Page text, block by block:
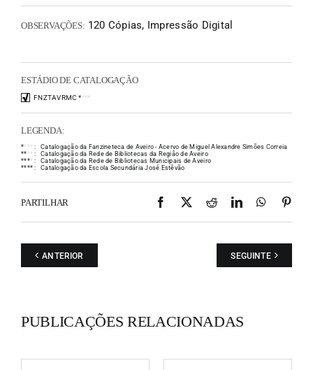
OBSERVAÇÕES: 120 Cópias, Impressão Digital
ESTÁDIO DE CATALOGAÇÃO
FNZTAVRMC ****
LEGENDA:
** * * :
Catalogação da Fanzineteca de Aveiro - Acervo de Miguel Alexandre Simões Correia
** * * :
Catalogação da Rede de Bibliotecas da Região de Aveiro
**** :
Catalogação da Rede de Bibliotecas Municipais de Aveiro
**** : Catalogação da Escola Secundária José Estêvão
PARTILHAR Facebook
X RedditLinkedIn
ANTERIOR SEGUINTE
PUBLICAÇÕES RELACIONADAS